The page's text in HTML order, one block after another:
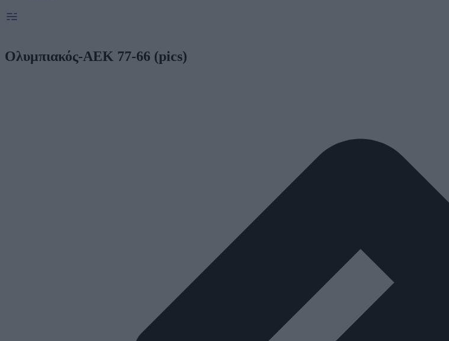
Ολυμπιακός-ΑΕΚ 77-66 (pics)